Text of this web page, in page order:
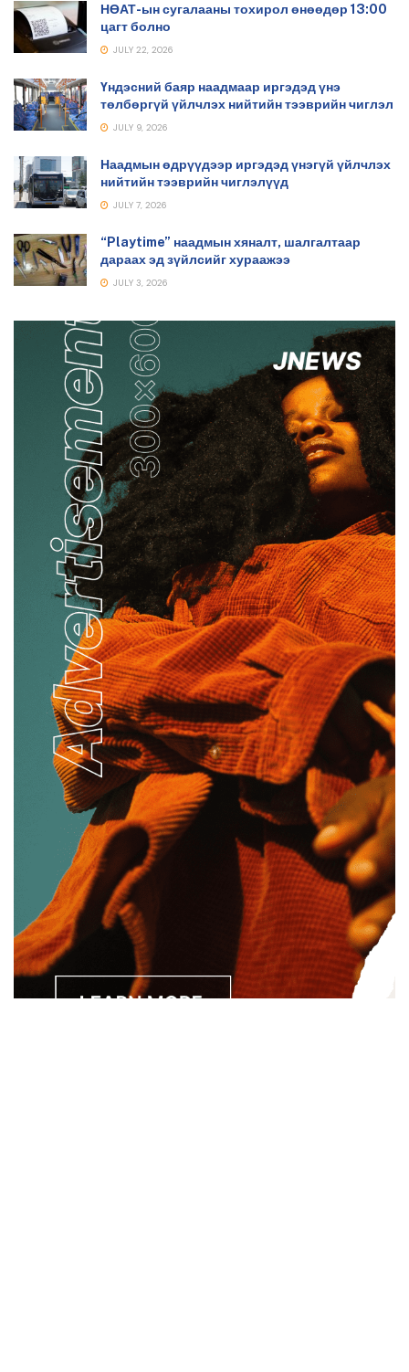
НӨАТ-ын сугалааны тохирол өнөөдөр 13:00
цагт болно
JULY 22, 2026
Үндэсний баяр наадмаар иргэдэд үнэ
төлбөргүй үйлчлэх нийтийн тээврийн чиглэл
JULY 9, 2026
Наадмын өдрүүдээр иргэдэд үнэгүй үйлчлэх
нийтийн тээврийн чиглэлүүд
JULY 7, 2026
“Playtime” наадмын хяналт, шалгалтаар
дараах эд зүйлсийг хураажээ
JULY 3, 2026